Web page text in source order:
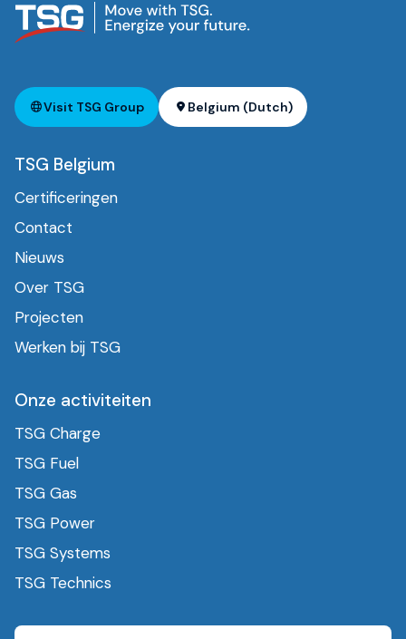
Visit TSG Group Belgium (Dutch)
TSG Belgium
Certificeringen
Contact
Nieuws
Over TSG
Projecten
Werken bij TSG
Onze activiteiten
TSG Charge
TSG Fuel
TSG Gas
TSG Power
TSG Systems
TSG Technics